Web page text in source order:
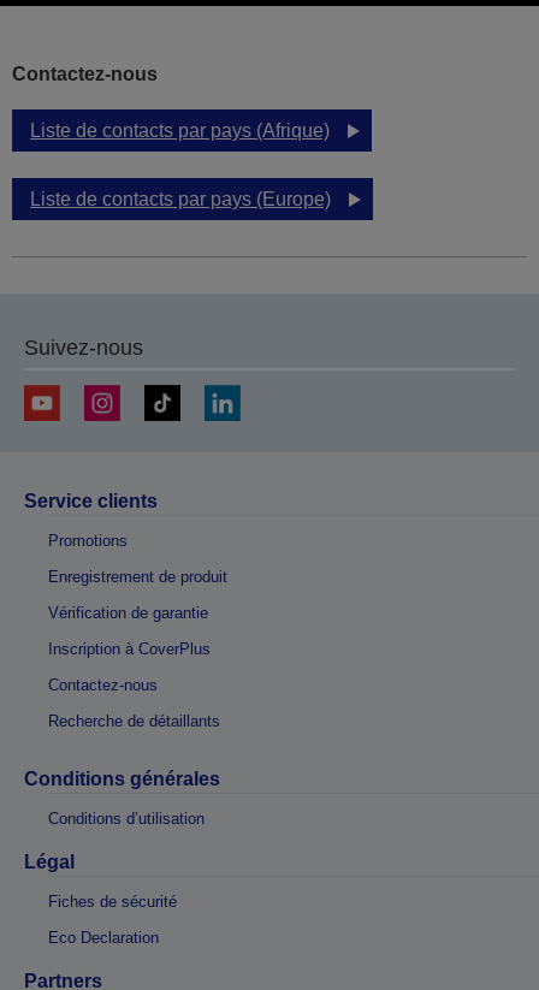
Contactez-nous
Liste de contacts par pays (Afrique)
Liste de contacts par pays (Europe)
Suivez-nous
Service clients
Promotions
Enregistrement de produit
Vérification de garantie
Inscription à CoverPlus
Contactez-nous
Recherche de détaillants
Conditions générales
Conditions d’utilisation
Légal
Fiches de sécurité
Eco Declaration
Partners